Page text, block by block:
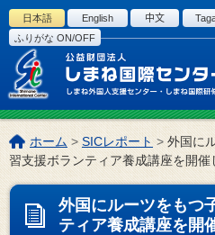
このページの本文へ
日本語 English 中文
ふりがな ON/OFF
こ
の
ペ
ホーム >SICレポート> 外国に
習支援ボランティア養成講座を開催
外国にルーツをもつ
ティア養成講座を開